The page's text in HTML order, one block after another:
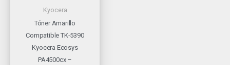
Kyocera
Tóner Amarillo
Compatible TK-5390
Kyocera Ecosys
PA4500cx –